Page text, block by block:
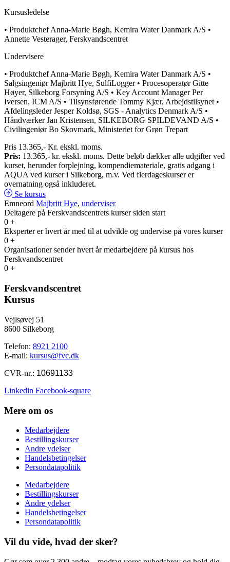
Kursusledelse
• Produktchef Anna-Marie Bøgh, Kemira Water Danmark A/S •
Annette Vesterager, Ferskvandscentret
Undervisere
• Produktchef Anna-Marie Bøgh, Kemira Water Danmark A/S •
Salgsingeniør Majbritt Hye, SulfiLogger • Procesoperatør Gitte
Høyer, Silkeborg Forsyning A/S • Key Account Manager Per
Iversen, ICM A/S • Tilsynsførende Tommy Kjær, Arbejdstilsynet •
Afdelingsleder Jesper Koldsø, SGS - Analytics Denmark A/S •
Håndværker Jan Kristensen, SILKEBORG SPILDEVAND A/S •
Civilingeniør Bo Skovmark, Ministeriet for Grøn Trepart
Pris 13.365,- Kr. ekskl. moms.
Pris: 13.365,- kr. ekskl. moms. Dette beløb dækker alle udgifter ved
kurset, herunder forplejning, kompendiemateriale, gratis adgang i
AQUA ved kurser i Silkeborg, m.v. Ved flerdageskurser er
overnatning også inkluderet.
Se kursus
Emneord Majbritt Hye, underviser
Deltagere på Ferskvandscentrets kurser siden start
0 +
Eksperter er hvert år med til at udvikle og undervise på vores kurser
0 +
Organisationer sender hvert år medarbejdere på kursus hos
Ferskvandscentret
0 +
Ferskvandscentret
Kursus
Vejlsøvej 51
8600 Silkeborg
Telefon: 8921 2100
E-mail: kursus@fvc.dk
CVR-nr.: 10691133
Linkedin Facebook-square
Mere om os
Medarbejdere
Bestillingskurser
Andre ydelser
Handelsbetingelser
Persondatapolitik
Medarbejdere
Bestillingskurser
Andre ydelser
Handelsbetingelser
Persondatapolitik
Vil du vide, hvad der sker?